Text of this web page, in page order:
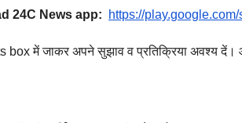
24C News app: https://
box में जाकर अपने सुझाव व प्रतिक्रिया अवश्य दें।